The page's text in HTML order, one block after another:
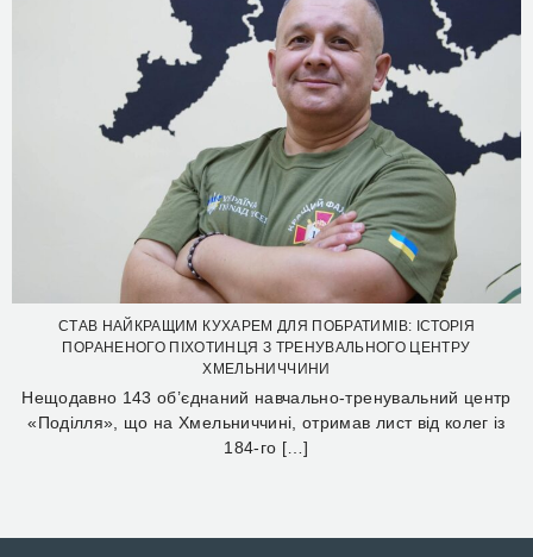
СТАВ НАЙКРАЩИМ КУХАРЕМ ДЛЯ ПОБРАТИМІВ: ІСТОРІЯ
ПОРАНЕНОГО ПІХОТИНЦЯ З ТРЕНУВАЛЬНОГО ЦЕНТРУ
ХМЕЛЬНИЧЧИНИ
Нещодавно 143 об’єднаний навчально-тренувальний центр
«Поділля», що на Хмельниччині, отримав лист від колег із
184-го […]